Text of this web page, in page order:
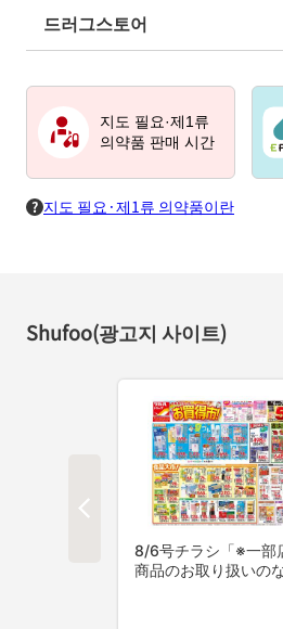
드러그스토어
지도 필요·제1류
의약품 판매 시간
지도 필요·제1류 의약품이란
Shufoo(광고지 사이트)